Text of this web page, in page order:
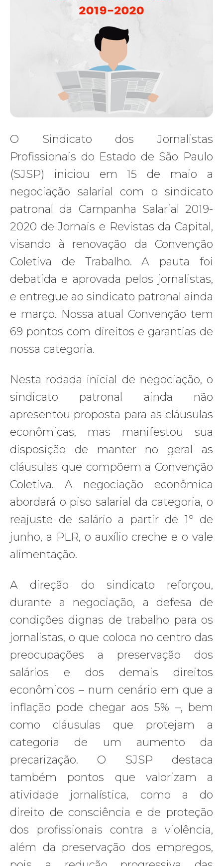
O Sindicato dos Jornalistas
Profissionais do Estado de São Paulo
(SJSP) iniciou em 15 de maio a
negociação salarial com o sindicato
patronal da Campanha Salarial 2019-
2020 de Jornais e Revistas da Capital,
visando à renovação da Convenção
Coletiva de Trabalho. A pauta foi
debatida e aprovada pelos jornalistas,
e entregue ao sindicato patronal ainda
e março. Nossa atual Convenção tem
69 pontos com direitos e garantias de
nossa categoria.
Nesta rodada inicial de negociação, o
sindicato patronal ainda não
apresentou proposta para as cláusulas
econômicas, mas manifestou sua
disposição de manter no geral as
cláusulas que compõem a Convenção
Coletiva. A negociação econômica
abordará o piso salarial da categoria, o
reajuste de salário a partir de 1º de
junho, a PLR, o auxílio creche e o vale
alimentação.
A direção do sindicato reforçou,
durante a negociação, a defesa de
condições dignas de trabalho para os
jornalistas, o que coloca no centro das
preocupações a preservação dos
salários e dos demais direitos
econômicos – num cenário em que a
inflação pode chegar aos 5% –, bem
como cláusulas que protejam a
categoria de um aumento da
precarização. O SJSP destaca
também pontos que valorizam a
atividade jornalística, como a do
direito de consciência e de proteção
dos profissionais contra a violência,
além da preservação dos empregos,